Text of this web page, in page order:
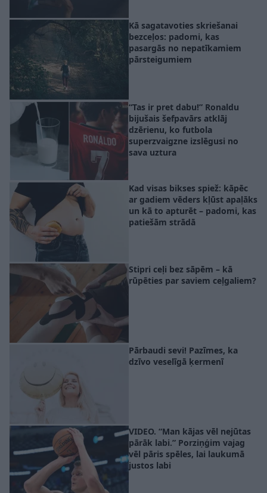
Kā sagatavoties skriešanai
bezceļos: padomi, kas
pasargās no nepatīkamiem
pārsteigumiem
“Tas ir pret dabu!” Ronaldu
bijušais šefpavārs atklāj
dzērienu, ko futbola
superzvaigzne izslēgusi no
sava uztura
Kad visas bikses spiež: kāpēc
ar gadiem vēders kļūst apaļāks
un kā to apturēt – padomi, kas
patiešām strādā
Stipri ceļi bez sāpēm – kā
rūpēties par saviem ceļgaliem?
Pārbaudi sevi! Pazīmes, ka
dzīvo veselīgā ķermenī
VIDEO. “Man kājas vēl nejūtas
pārāk labi.” Porziņģim vajag
vēl pāris spēles, lai laukumā
justos labi